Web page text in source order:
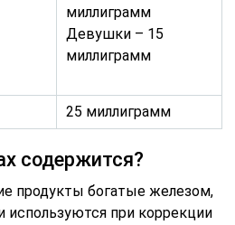
миллиграмм
Девушки – 15
миллиграмм
25 миллиграмм
содержится?
продукты богатые железом,
используются при коррекции